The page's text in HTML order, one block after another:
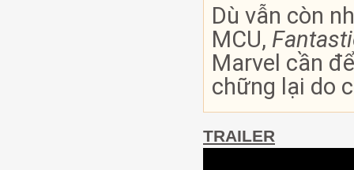
Dù vẫn còn
MCU,
Marvel cần
chững lại do
TRAILER